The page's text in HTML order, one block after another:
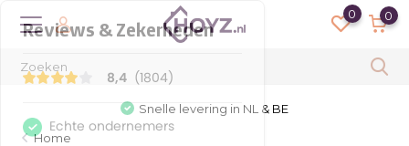
0 0
Snelle levering in NL & BE
Home